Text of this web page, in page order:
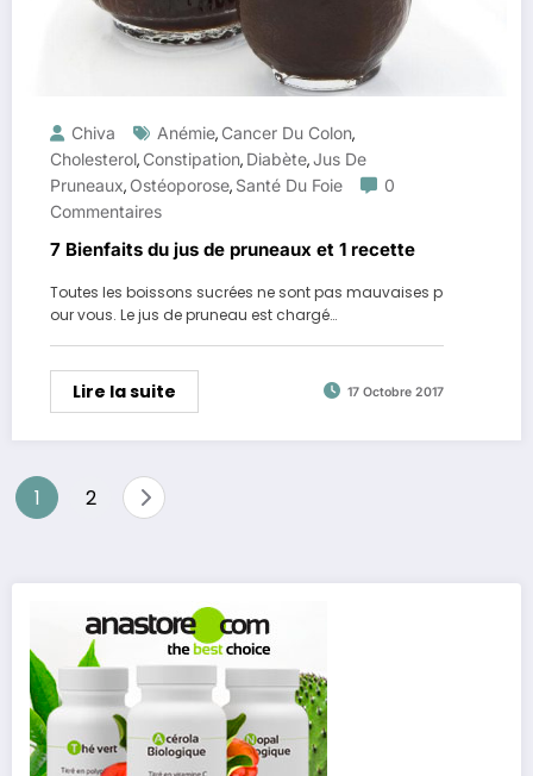
Chiva Anémie, Cancer Du Colon,
Cholesterol, Constipation, Diabète,Jus De
Pruneaux, Ostéoporose, Santé Du Foie
0
Commentaires
7 Bienfaits du jus de pruneaux et 1 recette
Toutes les boissons sucrées ne sont pas mauvaises p
our vous. Le jus de pruneau est chargé…
Lire la suite 17 Octobre 2017
Pagination
1 2